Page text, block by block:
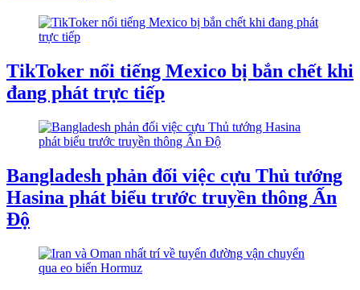
TikToker nổi tiếng Mexico bị bắn chết khi
đang phát trực tiếp
Bangladesh phản đối việc cựu Thủ tướng
Hasina phát biểu trước truyền thông Ấn
Độ